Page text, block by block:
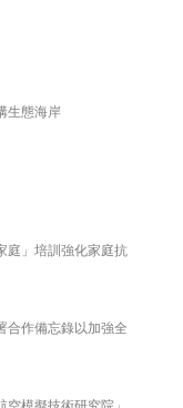
庭」培訓強化家庭抗
合作備忘錄以加強全
生態海岸